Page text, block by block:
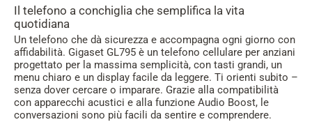
Il telefono a conchiglia che semplifica la vita
quotidiana
Un telefono che dà sicurezza e accompagna ogni giorno con
affidabilità. Gigaset GL795 è un telefono cellulare per anziani
progettato per la massima semplicità, con tasti grandi, un
menu chiaro e un display facile da leggere. Ti orienti subito –
senza dover cercare o imparare. Grazie alla compatibilità
con apparecchi acustici e alla funzione Audio Boost, le
conversazioni sono più facili da sentire e comprendere.